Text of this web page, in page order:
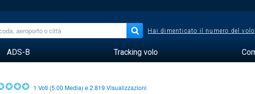
Hai dimenticato il numero del
ADS-B Tracking volo
1 Voti (5.00 Media) e2.819 Visualizzazioni